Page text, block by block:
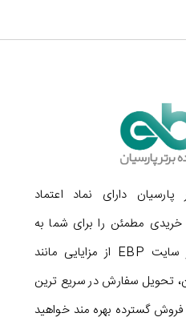
پارسیان دارای نماد اعتماد
است و خریدی مطمئن را برای شما به
ارمغان می آورد. با خرید از سایت EBP از مزایایی مانند
تحویل سفارش در سریع ترین
گسترده بهره مند خواهید